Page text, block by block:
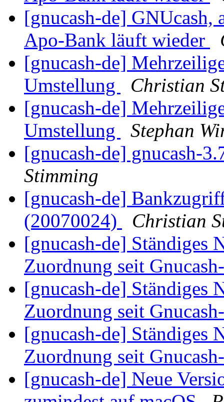
[gnucash-de]
Apo-Bank läuft wieder
[gnucash-de]
Umstellung
Christian
[gnucash-de]
Umstellung
Stephan
[gnucash-de] gnucash-
Stimming
[gnucash-de]
(20070024)
Christian
[gnucash-de] Ständiges
Zuordnung seit
[gnucash-de] Ständiges
Zuordnung seit
[gnucash-de] Ständiges
Zuordnung seit
[gnucash-de] Neue